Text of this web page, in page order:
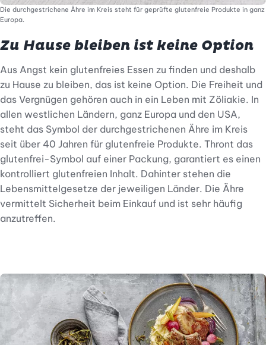
Die durchgestrichene Ähre im Kreis steht für geprüfte glutenfreie Produkte in ganz
Europa.
Zu Hause bleiben ist keine Option
Aus Angst kein glutenfreies Essen zu finden und deshalb
zu Hause zu bleiben, das ist keine Option. Die Freiheit und
das Vergnügen gehören auch in ein Leben mit Zöliakie. In
allen westlichen Ländern, ganz Europa und den USA,
steht das Symbol der durchgestrichenen Ähre im Kreis
seit über 40 Jahren für glutenfreie Produkte. Thront das
glutenfrei-Symbol auf einer Packung, garantiert es einen
kontrolliert glutenfreien Inhalt. Dahinter stehen die
Lebensmittelgesetze der jeweiligen Länder. Die Ähre
vermittelt Sicherheit beim Einkauf und ist sehr häufig
anzutreffen.